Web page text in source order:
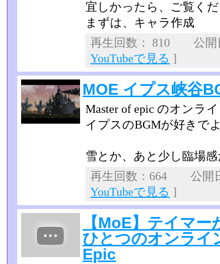
宜しかったら、ご覧く
まずは、キャラ作成
再生回数： 810 公
YouTubeで見る ]
MOE イプス峡谷
Master of epic のオンラ
イプスのBGMが好きで
雪とか、あと少し臨場
再生回数：664 公
YouTubeで見る ]
【MoE】テイマ
ひとつのオンラ
Epic